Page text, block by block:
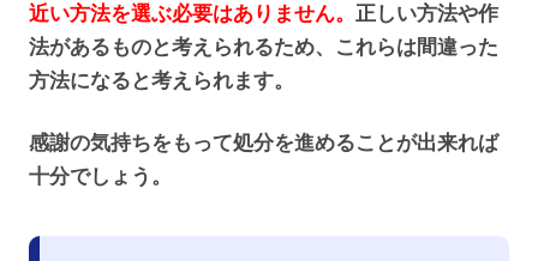
近い方法を選ぶ必要はありません。 正しい方法や作
法があるものと考えられるため、これらは間違った
方法になると考えられます。
感謝の気持ちをもって処分を進めることが出来れば
十分でしょう。